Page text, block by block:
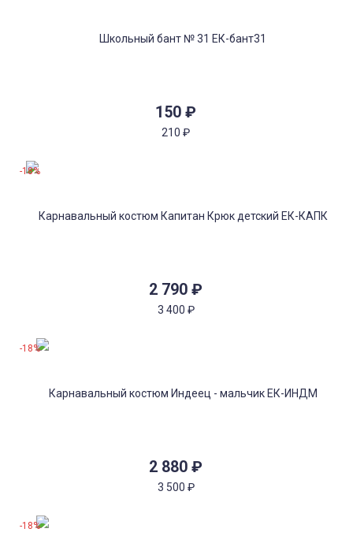
150 ₽
210 ₽
2 790 ₽
3 400 ₽
-18%
2 880 ₽
3 500 ₽
-18%
-18%